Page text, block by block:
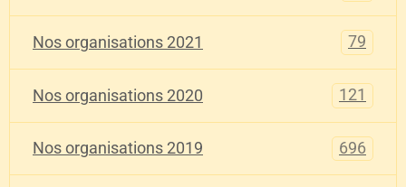
Nos organisations 2021 79
Nos organisations 2020 121
Nos organisations 2019 696